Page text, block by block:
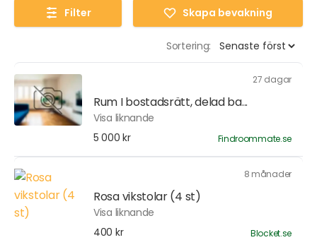
Filter Skapa bevakning
Sortering:
27 dagar
Rum I bostadsrätt, delad ba...
Visa liknande
5 000 kr
Findroommate.se
8 månader
Rosa vikstolar (4 st)
Visa liknande
400 kr
Blocket.se